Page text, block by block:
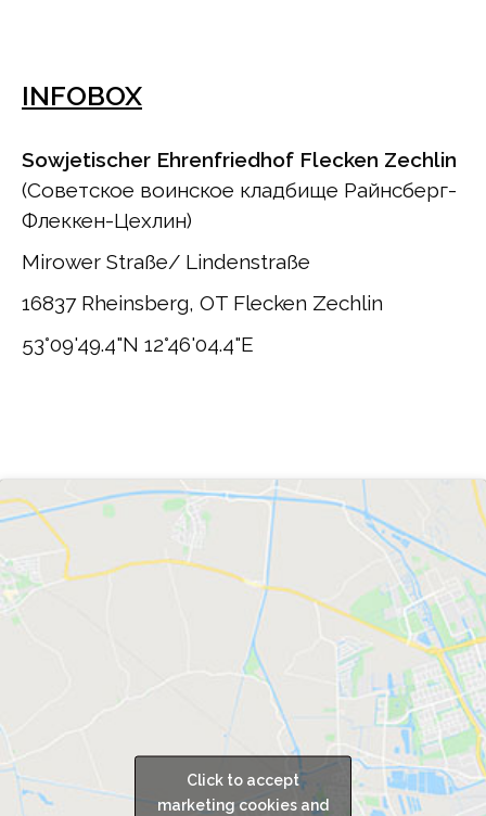
INFOBOX
Sowjetischer Ehrenfriedhof Flecken Zechlin
(Советское воинское кладбище Райнсберг-
Флеккен-Цехлин)
Mirower Straße/ Lindenstraße
16837 Rheinsberg, OT Flecken Zechlin
53°09'49.4"N 12°46'04.4"E
Click to accept
marketing cookies and